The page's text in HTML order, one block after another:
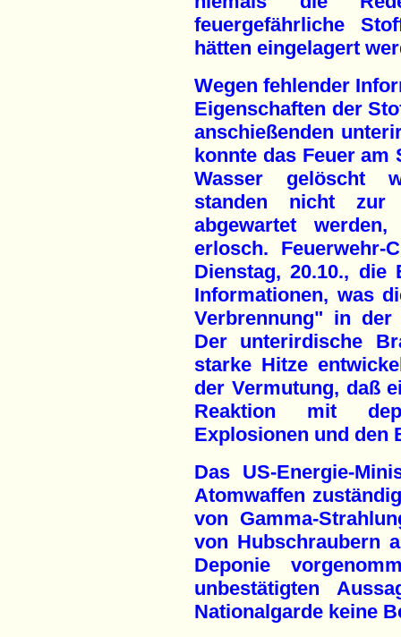
feuergefährliche
hätten eingelagert
Wegen fehlender
Eigenschaften der
anschießenden
konnte das Feuer
Wasser gelöscht
standen nicht zur
abgewartet
erlosch.
Dienstag, 20.10., die
Informationen, was
Verbrennung" in der
Der unterirdische
starke Hitze
der Vermutung, daß
Reaktion mit
Explosionen und den
Das US-Energie-
Atomwaffen
von Gamma-
von Hubschraubern
Deponie
unbestätigten
Nationalgarde keine